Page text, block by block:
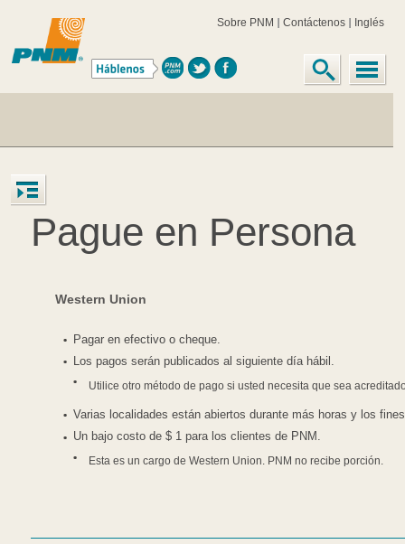
Sobre PNM Contáctenos Inglés
Pague en Persona
Western Union
Pagar en efectivo o cheque.
Los pagos serán publicados al siguiente día hábil.
Utilice otro método de pago si usted necesita que sea
Varias localidades están abiertos durante más horas y los
Un bajo costo de $ 1 para los clientes de PNM.
Esta es un cargo de Western Union. PNM no recibe porción.